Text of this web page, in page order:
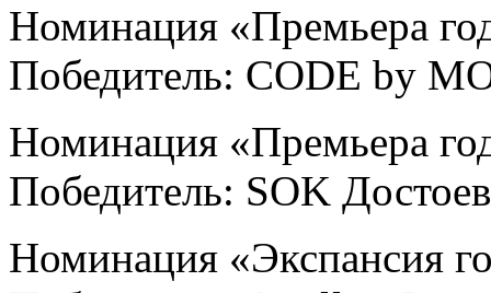
Номинация «Премьера
Победитель: CODE by
Номинация «Премьера
Победитель: SOK
Номинация «Экспансия